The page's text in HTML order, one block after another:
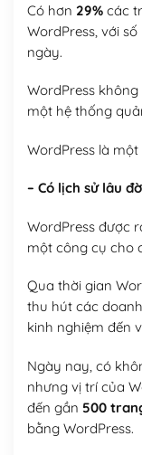
Có hơn 29%các
WordPress, với
ngày.
WordPress
một hệ thống
WordPress là
– Có lịch sử lâu
WordPress được
một công cụ cho
Qua thời gian
thu hút các
kinh nghiệm đến
Ngày nay, có
nhưng vị trí của
đến gần 500
bằng WordPress.